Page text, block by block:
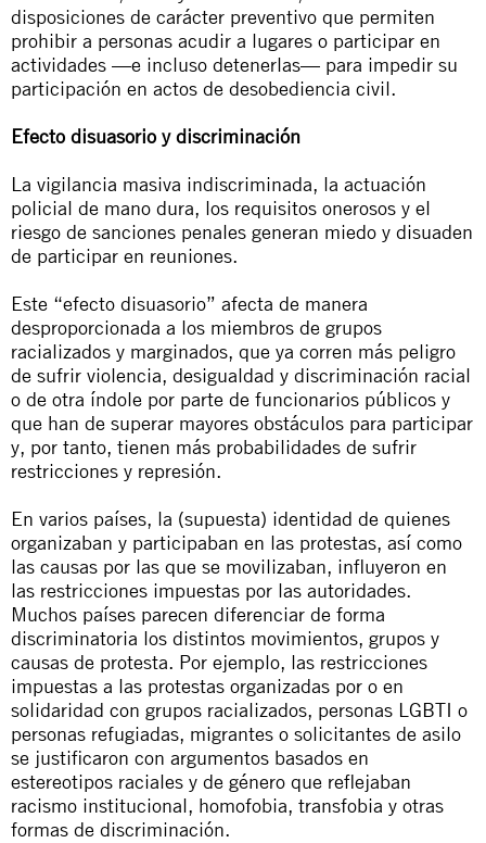
disposiciones de carácter preventivo que permiten
prohibir a personas acudir a lugares o participar en
actividades —e incluso detenerlas— para impedir su
participación en actos de desobediencia civil.
Efecto disuasorio y discriminación
La vigilancia masiva indiscriminada, la actuación
policial de mano dura, los requisitos onerosos y el
riesgo de sanciones penales generan miedo y disuaden
de participar en reuniones.
Este “efecto disuasorio” afecta de manera
desproporcionada a los miembros de grupos
racializados y marginados, que ya corren más peligro
de sufrir violencia, desigualdad y discriminación racial
o de otra índole por parte de funcionarios públicos y
que han de superar mayores obstáculos para participar
y, por tanto, tienen más probabilidades de sufrir
restricciones y represión.
En varios países, la (supuesta) identidad de quienes
organizaban y participaban en las protestas, así como
las causas por las que se movilizaban, influyeron en
las restricciones impuestas por las autoridades.
Muchos países parecen diferenciar de forma
discriminatoria los distintos movimientos, grupos y
causas de protesta. Por ejemplo, las restricciones
impuestas a las protestas organizadas por o en
solidaridad con grupos racializados, personas LGBTI o
personas refugiadas, migrantes o solicitantes de asilo
se justificaron con argumentos basados en
estereotipos raciales y de género que reflejaban
racismo institucional, homofobia, transfobia y otras
formas de discriminación.